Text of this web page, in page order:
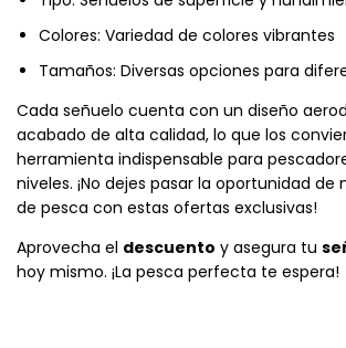
Colores: Variedad de colores vibrantes
Tamaños: Diversas opciones para
Cada señuelo cuenta con un diseño
acabado de alta calidad, lo que los
herramienta indispensable para
niveles. ¡No dejes pasar la oportunidad
de pesca con estas ofertas exclusivas!
Aprovecha el descuento y asegura tu
hoy mismo. ¡La pesca perfecta te espera!